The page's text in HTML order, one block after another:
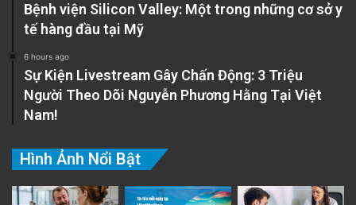
Bệnh viện Silicon Valley: Một trong những cơ sở y
tế hàng đầu tại Mỹ
6 hours ago
Sự Kiện Livestream Gây Chấn Động: 3 Triệu
Người Theo Dõi Nguyễn Phương Hằng Tại Việt
Nam!
Hình Ảnh Nổi Bật